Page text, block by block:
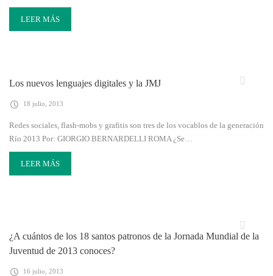
LEER MÁS
Los nuevos lenguajes digitales y la JMJ
18 julio, 2013
Redes sociales, flash-mobs y grafitis son tres de los vocablos de la generación
Río 2013 Por: GIORGIO BERNARDELLI ROMA ¿Se…
LEER MÁS
¿A cuántos de los 18 santos patronos de la Jornada Mundial de la
Juventud de 2013 conoces?
16 julio, 2013